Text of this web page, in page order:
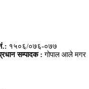
१५०६/०७६-०७७
सम्पादक : गोपाल आले मगर